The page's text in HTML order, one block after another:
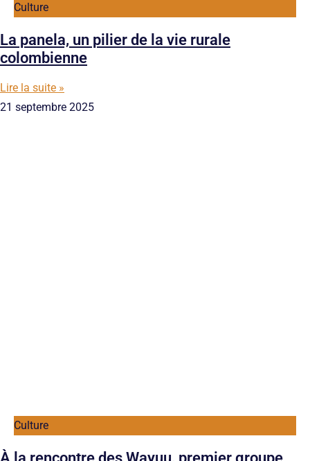
Culture
La panela, un pilier de la vie rurale
colombienne
Lire la suite »
21 septembre 2025
Culture